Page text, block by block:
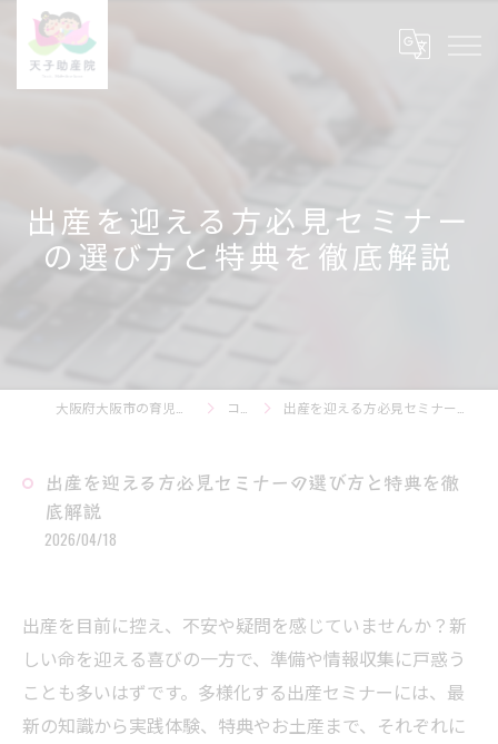
出産を迎える方必見セミナー
の選び方と特典を徹底解説
コラム 出産を迎える方必見セミナーの選び方と特典を徹底解説
出産を迎える方必見セミナーの選び方と特典を徹
底解説
2026/04/18
出産を目前に控え、不安や疑問を感じていませんか？新
しい命を迎える喜びの一方で、準備や情報収集に戸惑う
ことも多いはずです。多様化する出産セミナーには、最
新の知識から実践体験、特典やお土産まで、それぞれに